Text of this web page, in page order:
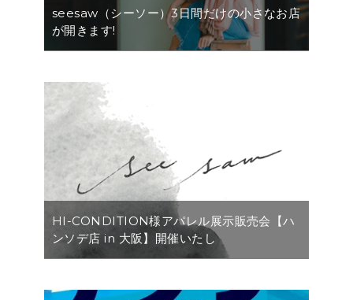
seesaw（シーソー）3日間だけの小さなお店
が開きます!
HI-CONDITION様アパレル展示販売会【ハ
ンソデ店 in 大阪】開催いたし